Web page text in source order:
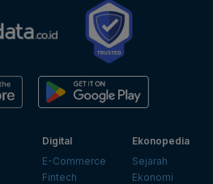
Digital
E-Commerce
Fintech
Ekonopedia
Sejarah
Ekonomi